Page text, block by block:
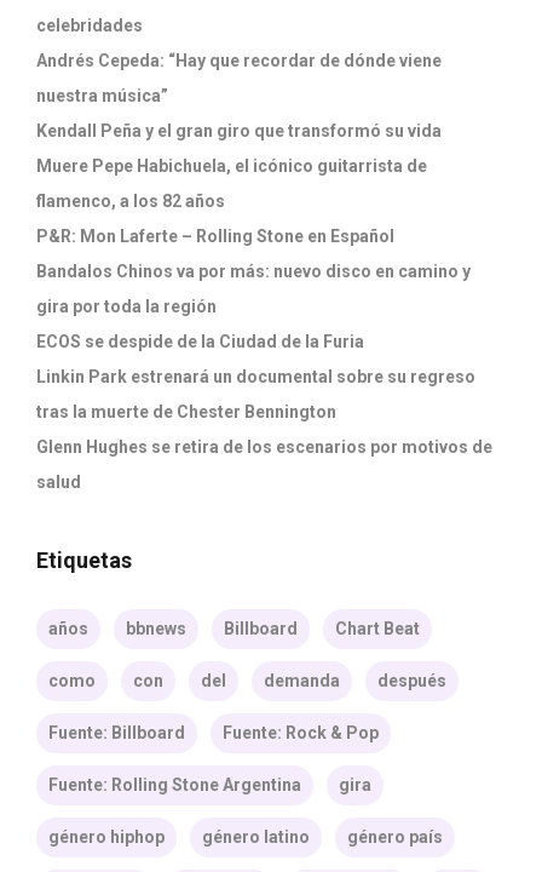
celebridades
Andrés Cepeda: “Hay que recordar de dónde viene
nuestra música”
Kendall Peña y el gran giro que transformó su vida
Muere Pepe Habichuela, el icónico guitarrista de
flamenco, a los 82 años
P&R: Mon Laferte – Rolling Stone en Español
Bandalos Chinos va por más: nuevo disco en camino y
gira por toda la región
ECOS se despide de la Ciudad de la Furia
Linkin Park estrenará un documental sobre su regreso
tras la muerte de Chester Bennington
Glenn Hughes se retira de los escenarios por motivos de
salud
Etiquetas
años bbnews Billboard Chart Beat
como con del demanda después
Fuente: Billboard Fuente: Rock & Pop
Fuente: Rolling Stone Argentina gira
género hiphop género latino género país